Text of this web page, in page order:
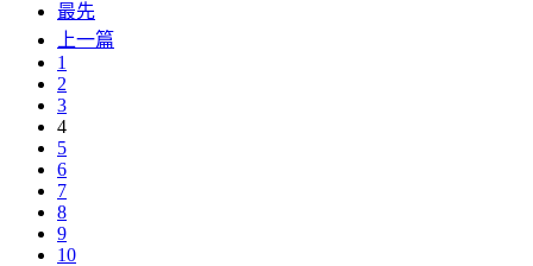
最先
上一篇
1
2
3
4
5
6
7
8
9
10